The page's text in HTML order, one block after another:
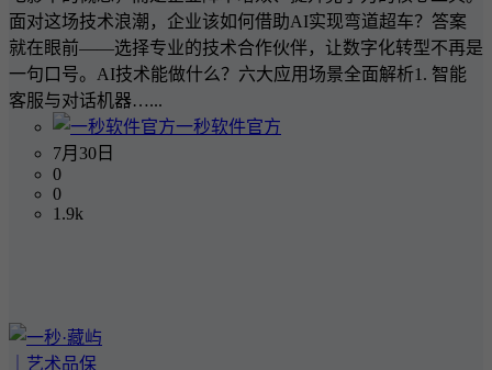
面对这场技术浪潮，企业该如何借助AI实现弯道超车？答案
就在眼前——选择专业的技术合作伙伴，让数字化转型不再是
一句口号。AI技术能做什么？六大应用场景全面解析1. 智能
客服与对话机器…...
一秒软件官方
7月30日
0
0
1.9k